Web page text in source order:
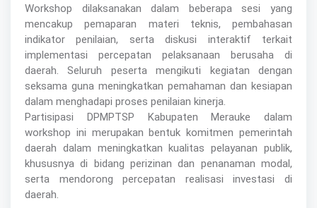
Workshop dilaksanakan dalam beberapa sesi yang
mencakup pemaparan materi teknis, pembahasan
indikator penilaian, serta diskusi interaktif terkait
implementasi percepatan pelaksanaan berusaha di
daerah. Seluruh peserta mengikuti kegiatan dengan
seksama guna meningkatkan pemahaman dan kesiapan
dalam menghadapi proses penilaian kinerja.
Partisipasi DPMPTSP Kabupaten Merauke dalam
workshop ini merupakan bentuk komitmen pemerintah
daerah dalam meningkatkan kualitas pelayanan publik,
khususnya di bidang perizinan dan penanaman modal,
serta mendorong percepatan realisasi investasi di
daerah.